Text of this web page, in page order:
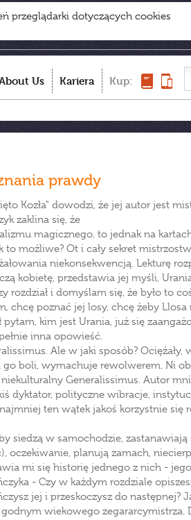
przeglądarki dotyczących cookies
Us Kariera Kup:
prawdy
Kozła" dowodzi, że jej autor jest
zaklina się, że
magicznego, to jednak na
możliwe? Ot i cały sekret
niekonsekwencją. Lekturę
kobietę, przedstawia jej myśli,
rozdział i domyślam się, że było to
chcę poznać jej losy, chcę żeby
pytam, kim jest Urania, już się
inna opowieść.
Ale w jaki sposób? Ociężały,
boli, wymachuje rewolwerem. Ni
Generalissimus. Autor
dyktator, polityczne wibracje,
ten wątek jakoś korzystnie się
siedzą w samochodzie,
oczekiwanie, planują zamach,
mi się historię jednego z nich -
- Czy w każdym rozdziale
jej i przeskoczysz do następnej?
godnym wiekowego